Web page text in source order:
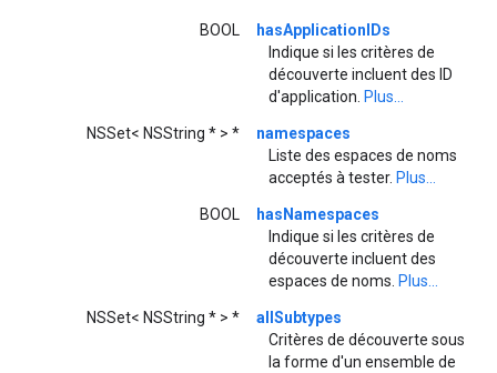
BOOL
hasApplicationIDs
Indique si les critères de
découverte incluent des ID
d'application. Plus...
NSSet< NSString * > *
namespaces
Liste des espaces de noms
acceptés à tester. Plus...
BOOL
hasNamespaces
Indique si les critères de
découverte incluent des
espaces de noms. Plus...
NSSet< NSString * > *
allSubtypes
Critères de découverte sous
la forme d'un ensemble de